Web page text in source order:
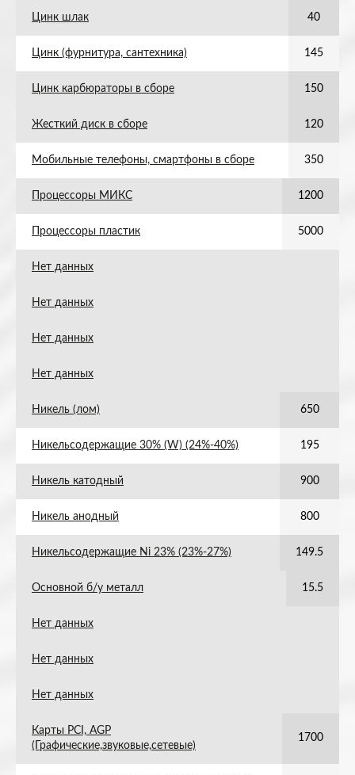
Цинк шлак 40
Цинк (фурнитура, сантехника) 145
Цинк карбюраторы в сборе 150
Жесткий диск в сборе 120
Мобильные телефоны, смартфоны в сборе 350
Процессоры МИКС 1200
Процессоры пластик 5000
Нет данных
Нет данных
Нет данных
Нет данных
Никель (лом) 650
Никельсодержащие 30% (W) (24%-40%) 195
Никель катодный 900
Никель анодный 800
Никельсодержащие Ni 23% (23%-27%) 149.5
Основной б/у металл 15.5
Нет данных
Нет данных
Нет данных
Карты PCI, AGP
(Графические,звуковые,сетевые)
1700